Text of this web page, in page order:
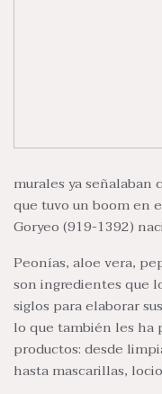
murales ya
que tuvo un boom en
Goryeo (919-1392)
Peonías, aloe vera,
son ingredientes que
siglos para elaborar
lo que también les
productos: desde
hasta mascarillas,